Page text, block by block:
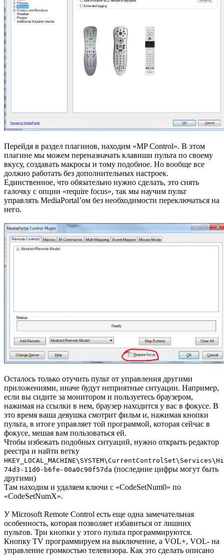
Перейдя в раздел плагинов, находим «MP Control». В этом
плагине мы можем переназначать клавиши пульта по своему
вкусу, создавать макросы и тому подобное. Но вообще все
должно работать без дополнительных настроек.
Единственное, что обязательно нужно сделать, это снять
галочку с опции «require focus», так мы научим пульт
управлять MediaPortal’ом без необходимости переключаться на
него.
Осталось только отучить пульт от управления другими
приложениями, иначе будут неприятные ситуации. Например,
если вы сидите за монитором и пользуетесь браузером,
нажимая на ссылки в нем, браузер находится у вас в фокусе. В
это время ваша девушка смотрит фильм и, нажимая кнопки
пульта, в итоге управляет той программой, которая сейчас в
фокусе, мешая вам пользоваться ей.
Чтобы избежать подобных ситуаций, нужно открыть редактор
реестра и найти ветку
74d3-11d0-b6fe-00a0c90f57da (последние цифры могут быть
другими)
Там находим и удаляем ключи с «CodeSetNum0» по
«CodeSetNumX».
У Microsoft Remote Control есть еще одна замечательная
особенность, которая позволяет избавиться от лишних
пультов. Три кнопки у этого пульта программируются.
Кнопку TV программируем на выключение, а VOL+, VOL- на
управление громкостью телевизора. Как это сделать описано